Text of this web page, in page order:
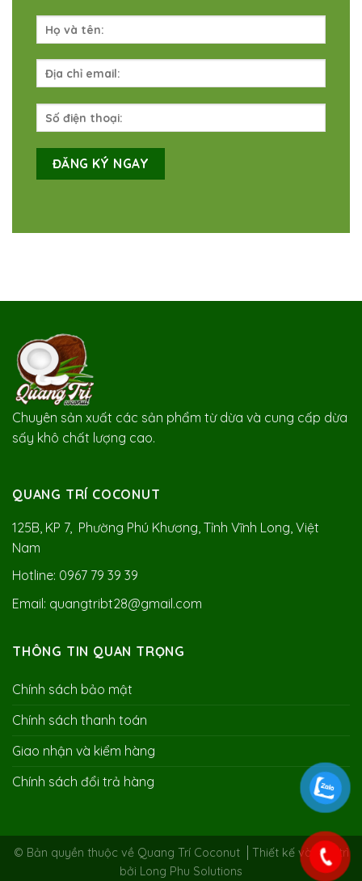
Chuyên sản xuất các sản phẩm từ dừa và cung cấp dừa
sấy khô chất lượng cao.
QUANG TRÍ COCONUT
125B, KP 7, Phường Phú Khương, Tỉnh Vĩnh Long, Việt
Nam
Hotline: 0967 79 39 39
Email: quangtribt28@gmail.com
THÔNG TIN QUAN TRỌNG
Chính sách bảo mật
Chính sách thanh toán
Giao nhận và kiểm hàng
Chính sách đổi trả hàng
© Bản quyền thuộc về Quang Trí Coconut
Thiết kế và duy trì
bởi Long Phu Solutions